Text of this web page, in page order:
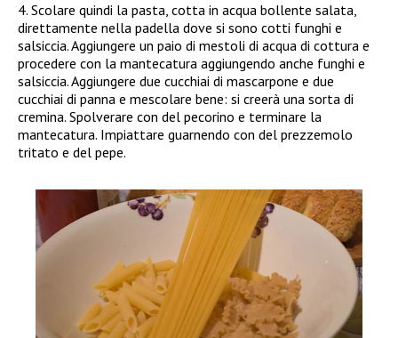
4. Scolare quindi la pasta, cotta in acqua bollente salata,
direttamente nella padella dove si sono cotti funghi e
salsiccia. Aggiungere un paio di mestoli di acqua di cottura e
procedere con la mantecatura aggiungendo anche funghi e
salsiccia. Aggiungere due cucchiai di mascarpone e due
cucchiai di panna e mescolare bene: si creerà una sorta di
cremina. Spolverare con del pecorino e terminare la
mantecatura. Impiattare guarnendo con del prezzemolo
tritato e del pepe.